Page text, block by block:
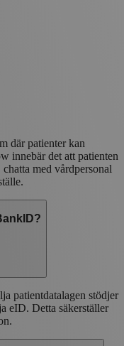
där patienter kan
innebär det att patienten
med vårdpersonal
patientdatalagen stödjer
eID. Detta säkerställer